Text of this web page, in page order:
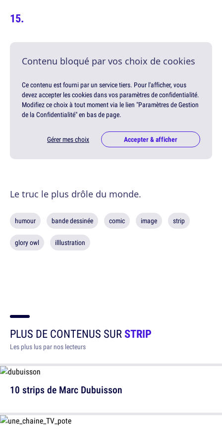
Contenu bloqué par vos choix de cookies
Ce contenu est fourni par un service tiers. Pour l'afficher, vous
devez accepter les cookies dans vos paramètres de confidentialité.
Modifiez ce choix à tout moment via le lien "Paramètres de Gestion
de la Confidentialité" en bas de page.
Gérer mes choix Accepter & afficher
Le truc le plus drôle du monde.
humour bande dessinée comic image strip
glory owl illlustration
PLUS DE CONTENUS SURSTRIP
Les plus lus par nos lecteurs
10 strips de Marc Dubuisson